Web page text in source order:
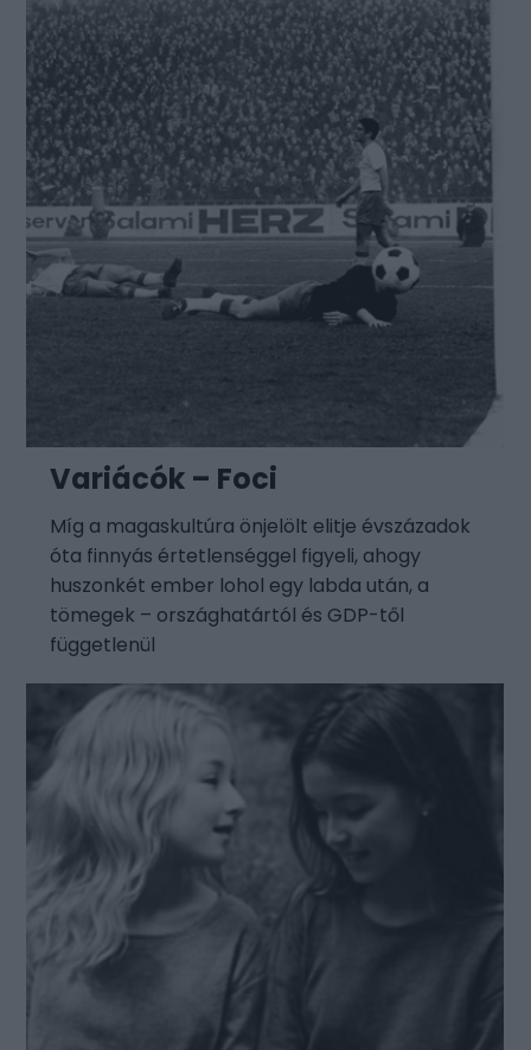
Variácók – Foci
Míg a magaskultúra önjelölt elitje évszázadok
óta finnyás értetlenséggel figyeli, ahogy
huszonkét ember lohol egy labda után, a
tömegek – országhatártól és GDP-től
függetlenül